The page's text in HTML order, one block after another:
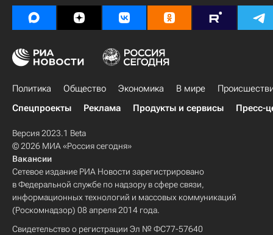
Политика Общество Экономика В мире
Спецпроекты
Реклама Продукты и сервисы Пресс-
Версия 2023.1 Beta
© 2026 МИА «Россия сегодня»
Вакансии
Сетевое издание РИА Новости зарегистрировано
в Федеральной службе по надзору в сфере связи,
информационных технологий и массовых коммуникаций
(Роскомнадзор) 08 апреля 2014 года.
Свидетельство о регистрации Эл № ФС77-57640